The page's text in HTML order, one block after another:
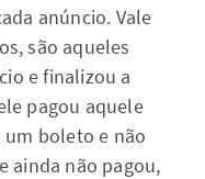
anúncio. Vale
são aqueles
e finalizou a
pagou aquele
boleto e não
ainda não pagou,